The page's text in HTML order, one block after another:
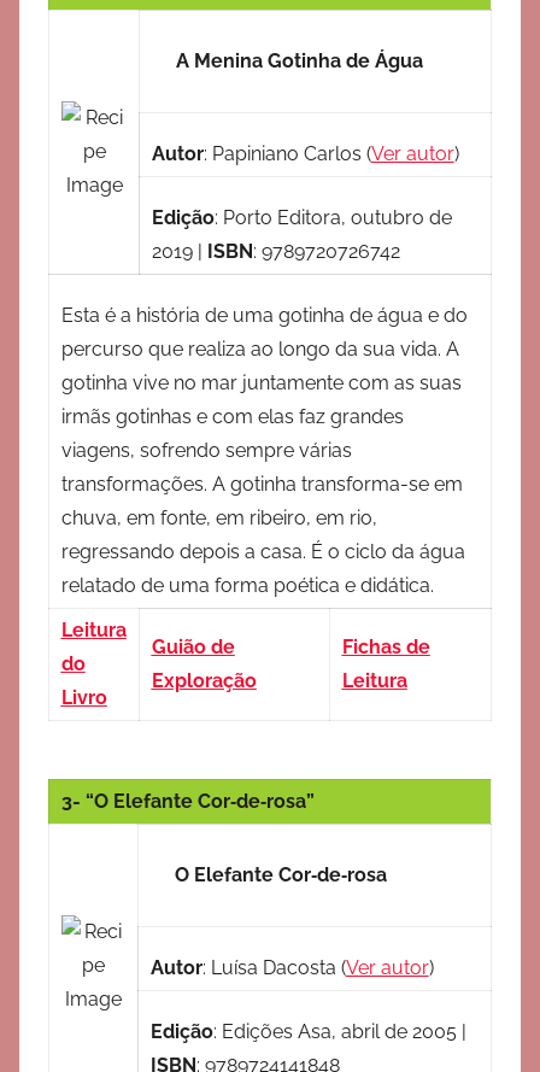
A Menina Gotinha de Água
Autor: Papiniano Carlos (Ver autor)
Edição: Porto Editora, outubro de
2019 | ISBN: 9789720726742
Esta é a história de uma gotinha de água e do
percurso que realiza ao longo da sua vida. A
gotinha vive no mar juntamente com as suas
irmãs gotinhas e com elas faz grandes
viagens, sofrendo sempre várias
transformações. A gotinha transforma-se em
chuva, em fonte, em ribeiro, em rio,
regressando depois a casa. É o ciclo da água
relatado de uma forma poética e didática.
Leitura
do
Livro
Guião de
Exploração
Fichas de
Leitura
3- “O Elefante Cor‐de‐rosa”
O Elefante Cor‐de‐rosa
Autor: Luísa Dacosta (Ver autor)
Edição: Edições Asa, abril de 2005 |
ISBN: 9789724141848